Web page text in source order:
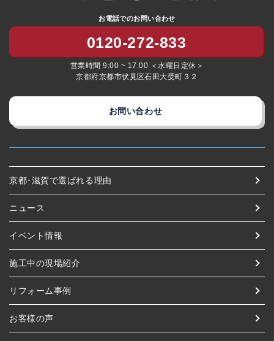
お電話でのお問い合わせ
0120-272-833
営業時間 9:00 ~ 17:00 ＜水曜日定休＞
京都府京都市伏見区石田大受町３２
お問い合わせ
京都･滋賀で選ばれる理由
ニュース
イベント情報
施工中の現場紹介
リフォーム事例
お客様の声